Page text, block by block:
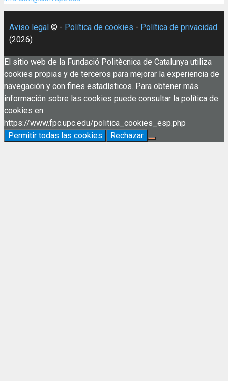
Aviso legal © - Política de cookies - Política de privacidad
(2026)
El sitio web de la Fundació Politècnica de Catalunya utiliza
cookies propias y de terceros para mejorar la experiencia de
navegación y con fines estadísticos. Para obtener más
información sobre las cookies puede consultar la política de
cookies en
https://www.fpc.upc.edu/politica_cookies_esp.php
Permitir todas las cookies
Rechazar